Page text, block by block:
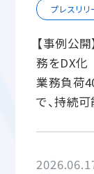
プレスリリ
【事例公
務をDX化
業務負荷
で、持続